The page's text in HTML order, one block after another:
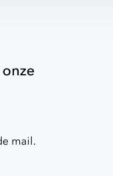
mail.